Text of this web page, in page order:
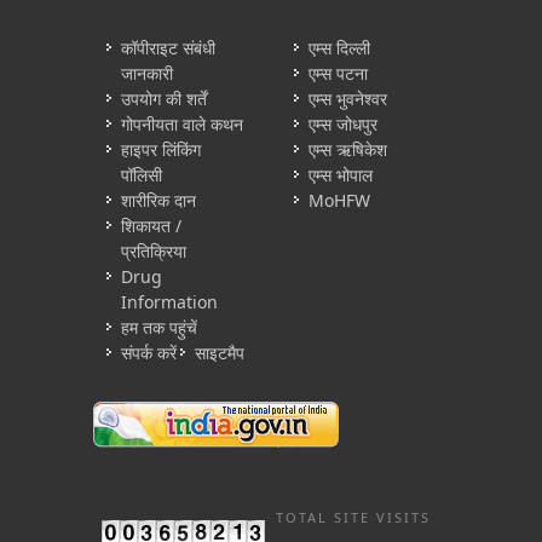
कॉपीराइट संबंधी
जानकारी
उपयोग की शर्तें
गोपनीयता वाले कथन
हाइपर लिंकिंग
पॉलिसी
शारीरिक दान
शिकायत /
प्रतिक्रिया
Drug
Information
हम तक पहुंचें
संपर्क करें
साइटमैप
एम्स दिल्ली
एम्स पटना
एम्स भुवनेश्वर
एम्स जोधपुर
एम्स ऋषिकेश
एम्स भोपाल
MoHFW
TOTAL SITE VISITS